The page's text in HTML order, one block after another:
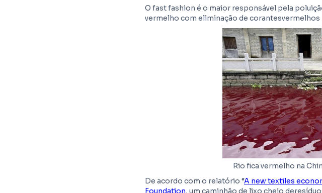
O fast fashion é o maior responsável pela
vermelho com eliminação de corantesvermelhos
Rio fica vermelho na
De acordo com o relatório “A new textiles
Foundation, um caminhão de lixo cheio